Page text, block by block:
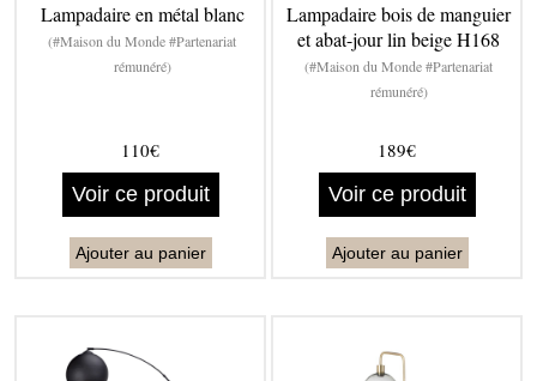
Lampadaire en métal blanc
(#Maison du Monde #Partenariat
rémunéré)
110€
Voir ce produit
Ajouter au panier
Lampadaire bois de manguier
et abat-jour lin beige H168
(#Maison du Monde #Partenariat
rémunéré)
189€
Voir ce produit
Ajouter au panier